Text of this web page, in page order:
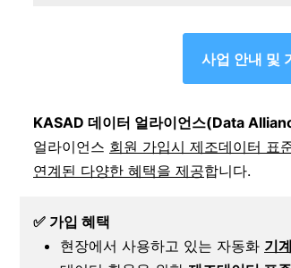
사업 안내 및
KASAD 데이터 얼라이언스(Data
얼라이언스 회원 가입시 제조데이터 표
연계된 다양한 혜택을 제공합니다.
✅ 가입 혜택
현장에서 사용하고 있는 자동화 기